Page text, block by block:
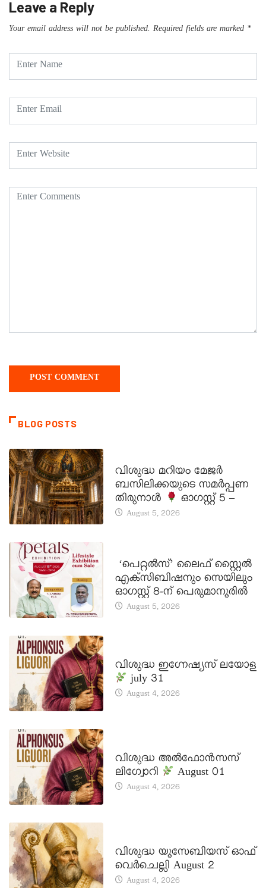
Leave a Reply
Your email address will not be published. Required fields are marked *
BLOG POSTS
വിശുദ്ധ മറിയം മേജർ
ബസിലിക്കയുടെ സമർപ്പണ
തിരുനാൾ
ഓഗസ്റ്റ് 5 –
August 5, 2026
‘പെറ്റൽസ്’ ലൈഫ് സ്റ്റൈൽ
എക്സിബിഷനും സെയിലും
ഓഗസ്റ്റ് 8-ന് പെരുമാനൂരിൽ
August 5, 2026
വിശുദ്ധ ഇഗ്നേഷ്യസ് ലയോള
july 31
August 4, 2026
വിശുദ്ധ അൽഫോൻസസ്
ലിഗ്വോറി
August 01
August 4, 2026
വിശുദ്ധ യൂസേബിയസ് ഓഫ്
വെർചെല്ലി August 2
August 4, 2026